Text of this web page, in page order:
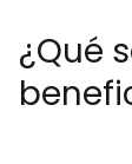
¿Qué